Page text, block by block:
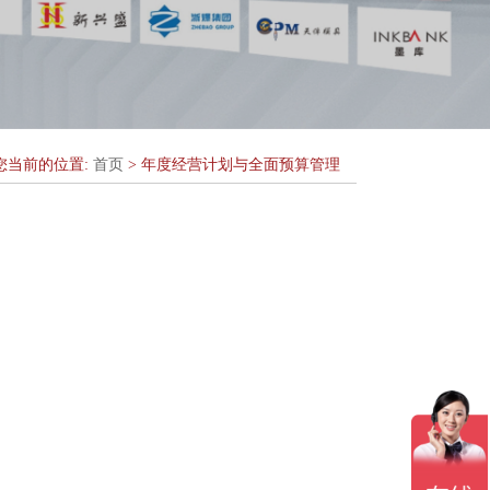
当前的位置: 首页 > 年度经营计划与全面预算管理